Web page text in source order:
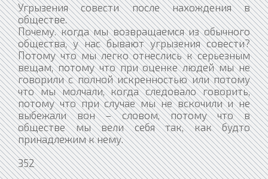
Угрызения совести после нахождения в
обществе.
Почему. когда мы возвращаемся из обычного
общества, у нас бывают угрызения совести?
Потому что мы легко отнеслись к серьезным
вещам, потому что при оценке людей мы не
говорили с полной искренностью или потому
что мы молчали, когда следовало говорить,
потому что при случае мы не вскочили и не
выбежали вон – словом, потому что в
обществе мы вели себя так, как будто
принадлежим к нему.
352